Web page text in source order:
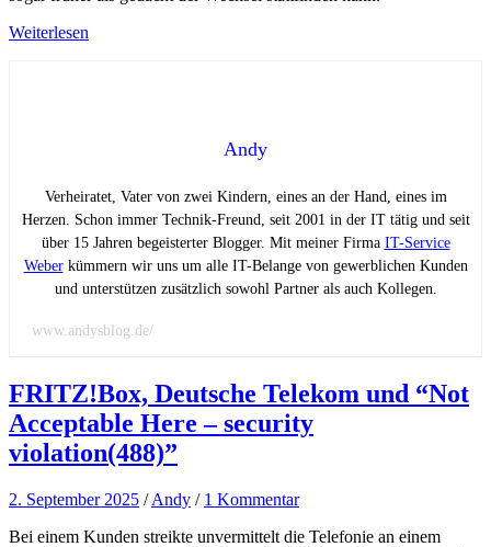
Weiterlesen
Andy
Verheiratet, Vater von zwei Kindern, eines an der Hand, eines im
Herzen. Schon immer Technik-Freund, seit 2001 in der IT tätig und seit
über 15 Jahren begeisterter Blogger. Mit meiner Firma IT-Service
Weberkümmern wir uns um alle IT-Belange von gewerblichen Kunden
und unterstützen zusätzlich sowohl Partner als auch Kollegen.
www.andysblog.de/
FRITZ!Box, Deutsche Telekom und “Not
Acceptable Here – security
violation(488)”
2. September 2025 /Andy / 1 Kommentar
Bei einem Kunden streikte unvermittelt die Telefonie an einem